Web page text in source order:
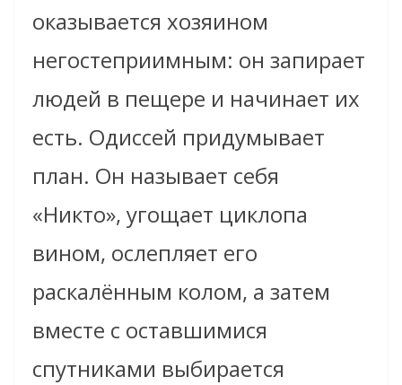
оказывается хозяином
негостеприимным: он запирает
людей в пещере и начинает их
есть. Одиссей придумывает
план. Он называет себя
«Никто», угощает циклопа
вином, ослепляет его
раскалённым колом, а затем
вместе с оставшимися
спутниками выбирается